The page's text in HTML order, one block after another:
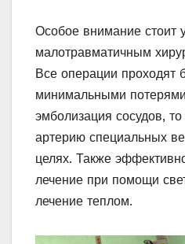
Особое внимание стоит
малотравматичным
Все операции проходят
минимальными
эмболизация сосудов,
артерию специальных
целях. Также
лечение при помощи
лечение теплом.